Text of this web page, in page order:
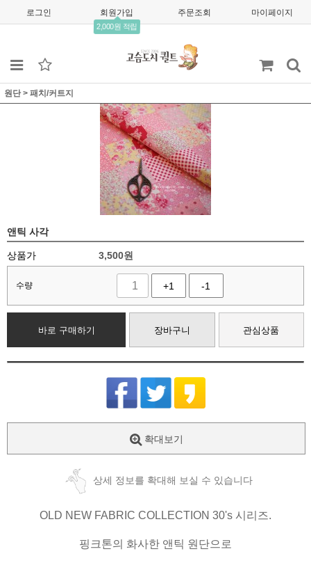
로그인 회원가입
2,000원 적립
주문조회 마이페이지
원단 > 패치/커트지
앤틱 사각
상품가 3,500원
수량 +1 -1
바로 구매하기 장바구니 관심상품
확대보기
상세 정보를 확대해 보실 수 있습니다
OLD NEW FABRIC COLLECTION 30's 시리즈.
핑크톤의 화사한 앤틱 원단으로